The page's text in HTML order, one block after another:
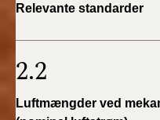
Relevante standarder
2.2
Luftmængder ved